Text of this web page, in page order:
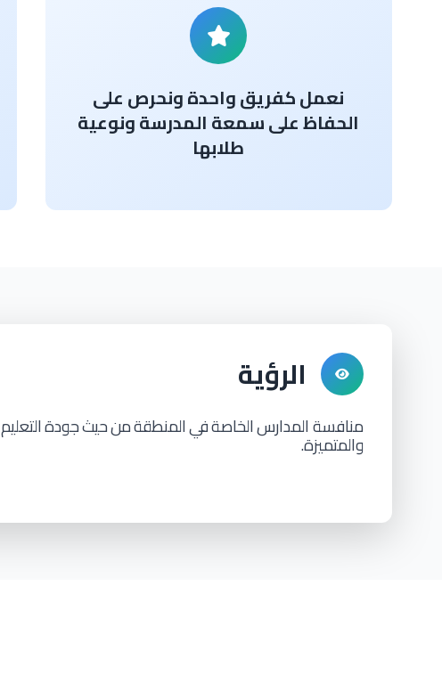
نعمل كفريق واحدة ونحرص على
الحفاظ على سمعة المدرسة ونوعية
طلابها
الرؤية
منافسة المدارسالخاصةفيالمنطقةمنحيثجودةالتعليم
والمتميزة.